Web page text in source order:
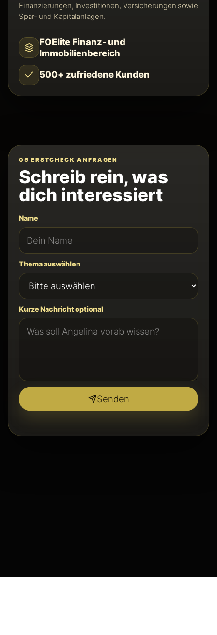
Finanzierungen, Investitionen, Versicherungen sowie
Spar- und Kapitalanlagen.
FOElite Finanz- und
Immobilienbereich
500+ zufriedene Kunden
05 ERSTCHECK ANFRAGEN
Schreib rein, was
dich interessiert
Name
Thema auswählen
Kurze Nachricht optional
Senden